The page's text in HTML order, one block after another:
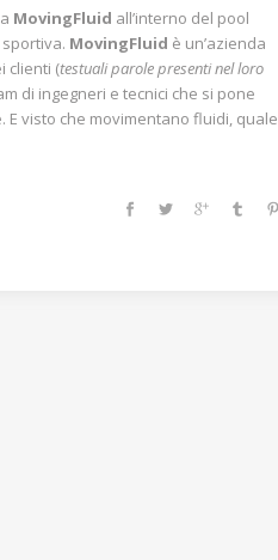
MovingFluid all’interno del pool
MovingFluid è un’azienda
clienti (testuali parole presenti nel loro
di ingegneri e tecnici che si pone
visto che movimentano fluidi, quale